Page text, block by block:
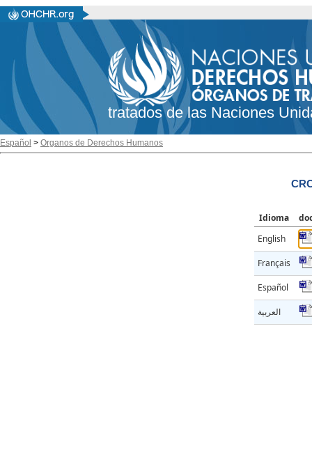
tratados de las Naciones
Español > Organos de Derechos Humanos
Idioma
English
Français
Español
العربية